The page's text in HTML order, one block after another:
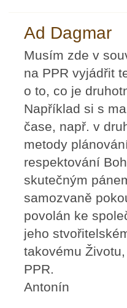
Ad Dagmar
Musím zde v
na PPR vyjádřit
o to, co je
Například si s
čase, např. v
metody
respektování
skutečným
samozvaně
povolán ke
jeho
takovému
PPR.
Antonín